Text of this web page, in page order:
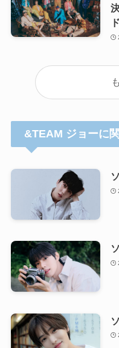
&TEAM ジョーに